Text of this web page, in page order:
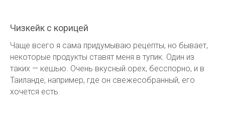
Чизкейк с корицей
Чаще всего я сама придумываю рецепты, но бывает,
некоторые продукты ставят меня в тупик. Один из
таких — кешью. Очень вкусный орех, бесспорно, и в
Таиланде, например, где он свежесобранный, его
хочется есть.